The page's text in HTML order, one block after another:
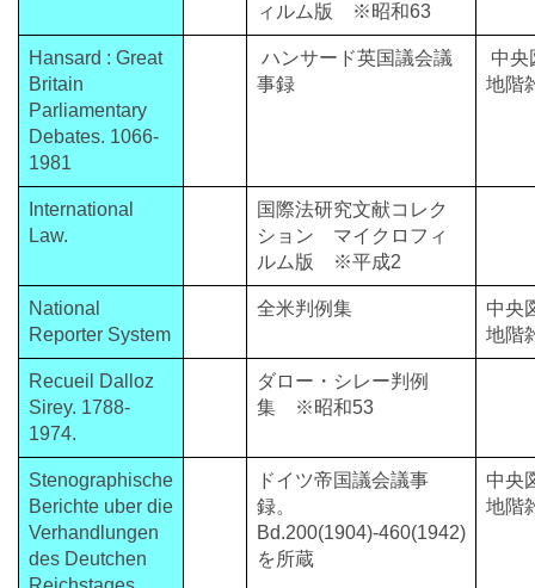
ィルム版 ※昭和63
Hansard : Great
Britain
Parliamentary
Debates. 1066-
1981
ハンサード英国議会議
事録
中央
地階
International
Law.
国際法研究文献コレク
ション マイクロフィ
ルム版 ※平成2
National
Reporter System
全米判例集
中央
地階
Recueil Dalloz
Sirey. 1788-
1974.
ダロー・シレー判例
集 ※昭和53
Stenographische
Berichte uber die
Verhandlungen
des Deutchen
ドイツ帝国議会議事
録。
Bd.200(1904)-460(1942)
を所蔵
中央
地階